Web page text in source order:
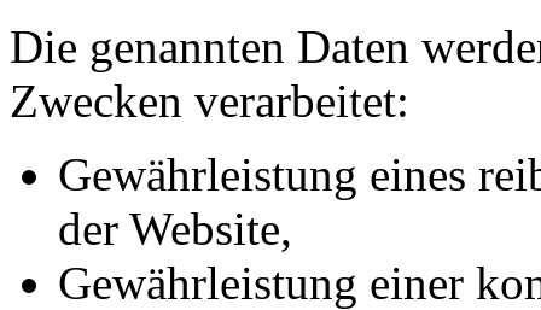
Die genannten Daten
Zwecken verarbeitet:
Gewährleistung eines
der Website,
Gewährleistung einer